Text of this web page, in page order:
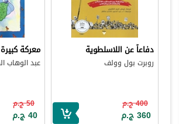
دفاعاً عن اللاسلطوية
روبرت بول وولف
400 ج.م
360 ج.م
معركة
عبد الوهاب
50 ج.م
40 ج.م